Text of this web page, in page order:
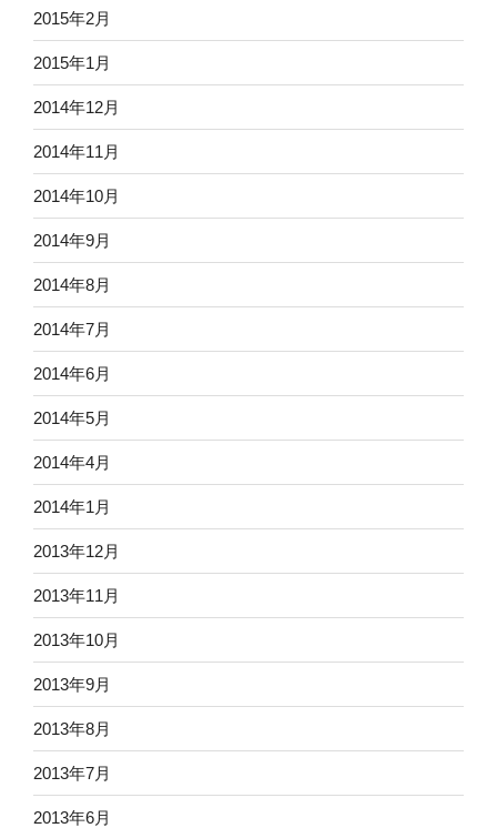
2015年2月
2015年1月
2014年12月
2014年11月
2014年10月
2014年9月
2014年8月
2014年7月
2014年6月
2014年5月
2014年4月
2014年1月
2013年12月
2013年11月
2013年10月
2013年9月
2013年8月
2013年7月
2013年6月